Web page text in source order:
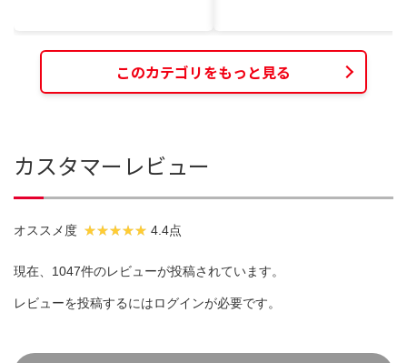
このカテゴリをもっと見る
カスタマーレビュー
オススメ度 4.4点
現在、1047件のレビューが投稿されています。
レビューを投稿するにはログインが必要です。